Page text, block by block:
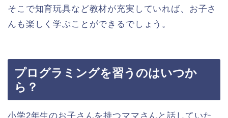
そこで知育玩具など教材が充実していれば、お子さ
んも楽しく学ぶことができるでしょう。
プログラミングを習うのはいつか
ら？
小学2年生のお子さんを持つママさんと話していた